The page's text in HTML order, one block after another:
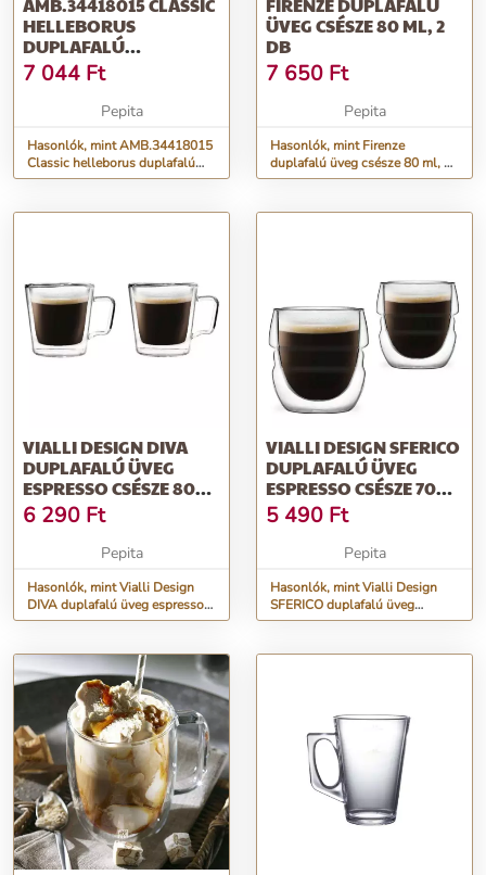
HELLEBORUS
DUPLAFALÚ
BOROSILICATE
ÜVEGCSÉSZE...
7 044 Ft
Pepita
Hasonlók, mint AMB.34418015
Classic helleborus duplafalú
borosilicate üvegcsésze...
ÜVEG CSÉSZE 80 ML, 2
DB
7 650 Ft
Pepita
Hasonlók, mint Firenze
duplafalú üveg csésze 80 ml, 2
db
VIALLI DESIGN DIVA
DUPLAFALÚ ÜVEG
ESPRESSO CSÉSZE 80
ML, 2 DB
6 290 Ft
Pepita
Hasonlók, mint Vialli Design
DIVA duplafalú üveg espresso
csésze 80 ml, 2 db
VIALLI DESIGN SFERICO
DUPLAFALÚ ÜVEG
ESPRESSO CSÉSZE 70
ML, 2 DB
5 490 Ft
Pepita
Hasonlók, mint Vialli Design
SFERICO duplafalú üveg
espresso csésze 70 ml, 2 db